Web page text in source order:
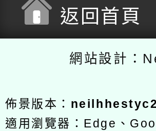
返回首頁
網站設計：
佈景版本：
適用瀏覽器：Edge、